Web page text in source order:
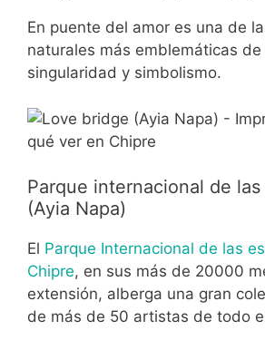
En puente del amor es una de
naturales más emblemáticas
singularidad y simbolismo.
Parque internacional de
(Ayia Napa)
El Parque Internacional de las
Chipre, en sus más de 20000
extensión, alberga una gran
de más de 50 artistas de todo